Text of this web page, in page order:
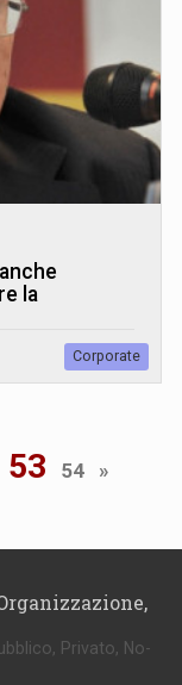
la
Corporate
53 54 »
Privato, No-